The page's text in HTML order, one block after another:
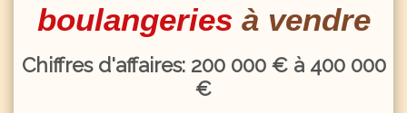
boulangeriesà vendre
Chiffres d'affaires: 200000 € à 400000
€